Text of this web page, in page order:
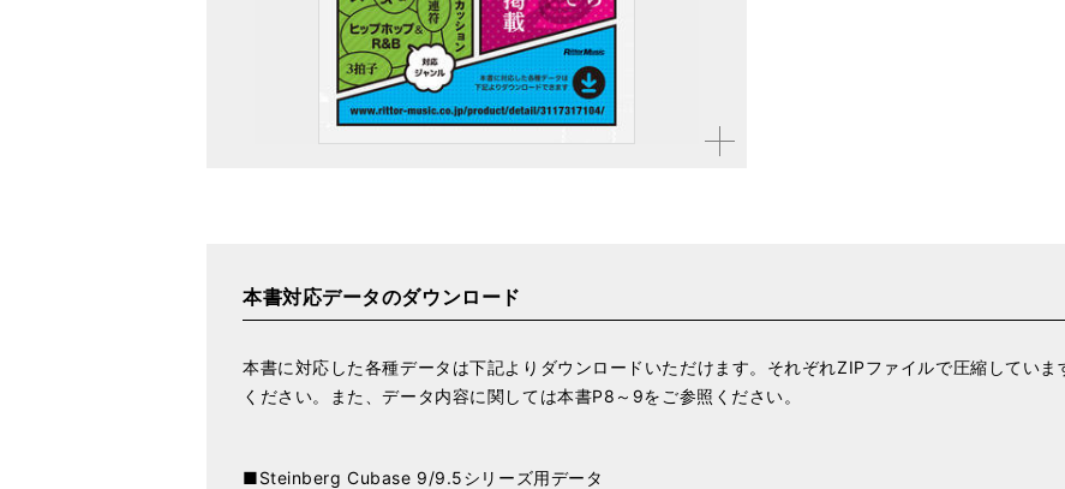
拡大す
本書対応データのダウンロード
本書に対応した各種データは下記よりダウンロードいただけます。それぞれZIPファイルで圧縮してい
ください。また、データ内容に関しては本書P8～9をご参照ください。
■Steinberg Cubase 9/9.5シリーズ用データ